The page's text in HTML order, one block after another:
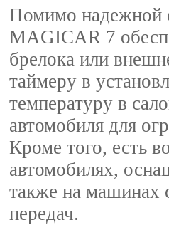
Помимо надежной
MAGICAR 7
брелока или
таймеру в
температуру в
автомобиля для
Кроме того, есть
автомобилях,
также на машинах
передач.